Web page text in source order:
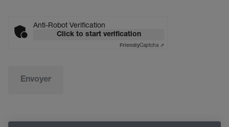
Anti-Robot Verification
Click to start verification
FriendlyCaptcha ⇗
Envoyer